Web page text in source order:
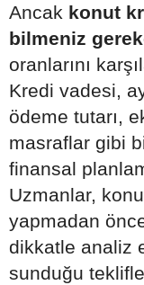
Ancak konut
bilmeniz
oranlarını
Kredi vadesi,
ödeme tutarı,
masraflar gibi
finansal
Uzmanlar,
yapmadan
dikkatle analiz
sunduğu